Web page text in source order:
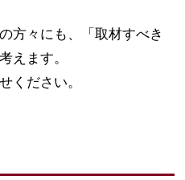
方々にも、「取材すべき
えます。
ください。